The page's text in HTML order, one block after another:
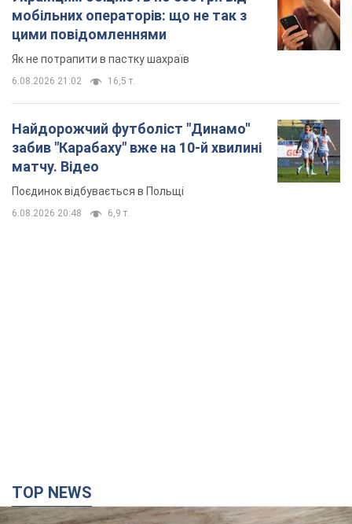
межі", але якість зв'язку деградувала: чи варто
скаржитись на ціни